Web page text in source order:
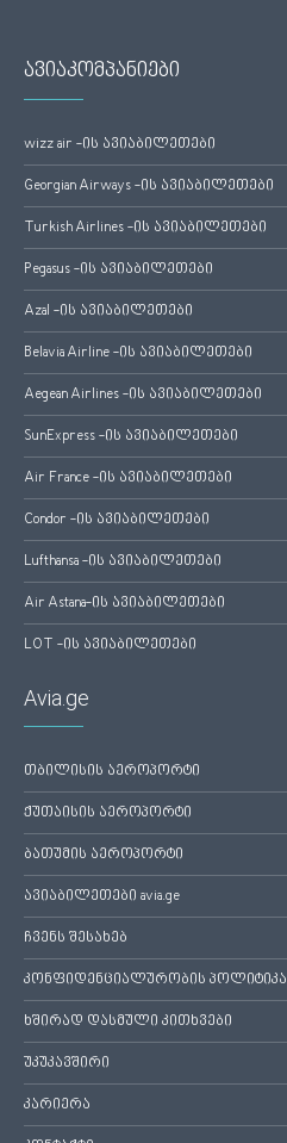
ავიაკომპანიები
wizz air -ის ავიაბილეთები
Georgian Airways -ის ავიაბილეთები
Turkish Airlines -ის ავიაბილეთები
Pegasus -ის ავიაბილეთები
Azal -ის ავიაბილეთები
Belavia Airline -ის ავიაბილეთები
Aegean Airlines -ის ავიაბილეთები
SunExpress -ის ავიაბილეთები
Air France -ის ავიაბილეთები
Condor -ის ავიაბილეთები
Lufthansa -ის ავიაბილეთები
Air Astana-ის ავიაბილეთები
LOT -ის ავიაბილეთები
Avia.ge
თბილისის აეროპორტი
ქუთაისის აეროპორტი
ბათუმის აეროპორტი
ავიაბილეთები avia.ge
ჩვენს შესახებ
კონფიდენციალურობის პოლიტიკა
ხშირად დასმული კითხვები
უკუკავშირი
კარიერა